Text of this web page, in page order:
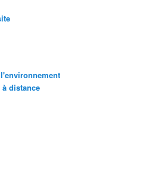
distance